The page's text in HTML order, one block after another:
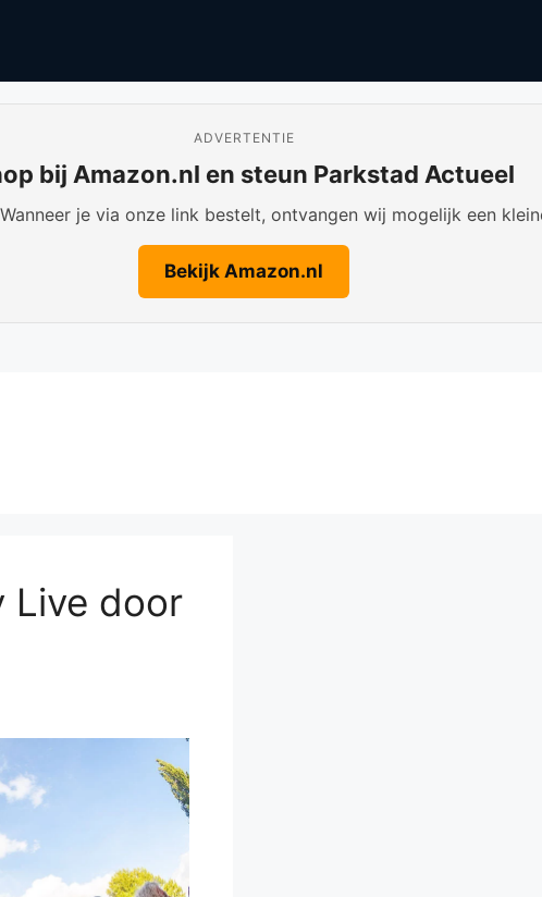
ADVERTENTIE
bij Amazon.nl en steun Parkstad Actueel
je via onze link bestelt, ontvangen wij mogelijk een
Bekijk Amazon.nl
Live door